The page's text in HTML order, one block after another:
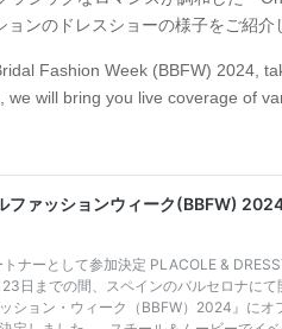
ンのドレスショーの様子をご紹介
Fashion Week (BBFW) 2024,
will bring you live coverage of